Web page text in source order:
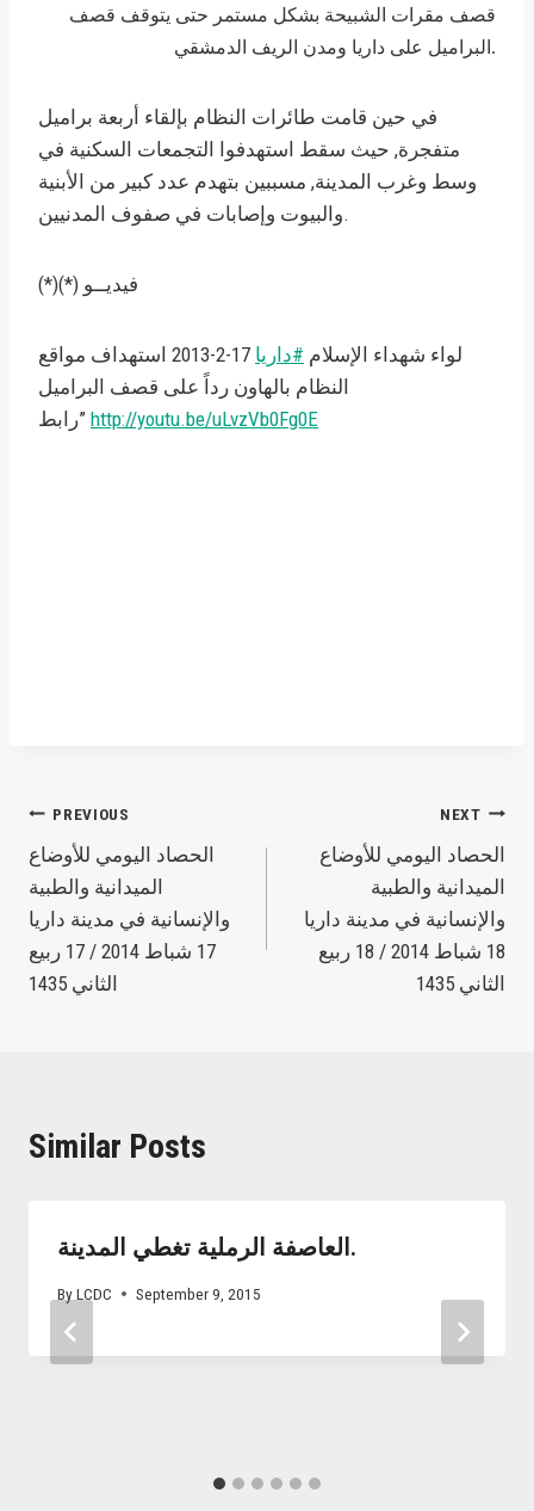
قصف مقرات الشبيحة بشكل مستمر حتى يتوقف قصف
البراميل على داريا ومدن الريف الدمشقي.
في حين قامت طائرات النظام بإلقاء أربعة براميل
متفجرة, حيث سقط استهدفوا التجمعات السكنية في
وسط وغرب المدينة, مسببين بتهدم عدد كبير من الأبنية
والبيوت وإصابات في صفوف المدنيين.
(*)(*) فيديــو
لواء شهداء الإسلام #داريا
17-2-2013 استهداف مواقع
رابط” http://youtu.be/uLvzVb0Fg0E
Post
navigation
PREVIOUS
الحصاد اليومي للأوضاع
الميدانية والطبية
والإنسانية في مدينة داريا
17 شباط 2014 / 17 ربيع
الثاني 1435
NEXT
الحصاد اليومي للأوضاع
الميدانية والطبية
والإنسانية في مدينة داريا
18 شباط 2014 / 18 ربيع
الثاني 1435
Similar Posts
العاصفة الرملية تغطي المدينة.
ByLCDC September 9, 2015